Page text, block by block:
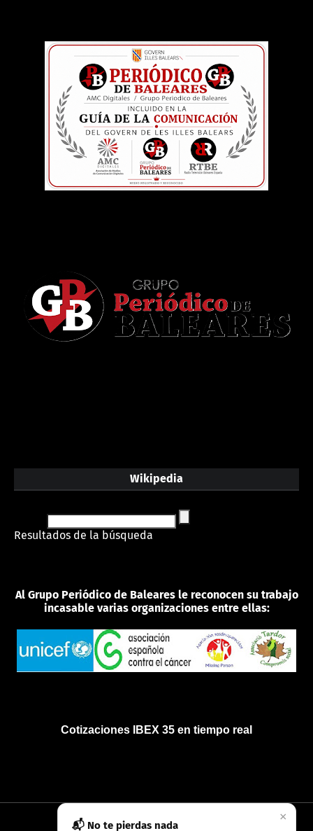
Wikipedia
Resultados de la búsqueda
Al Grupo Periódico de Baleares le reconocen su trabajo
incasable varias organizaciones entre ellas:
Cotizaciones IBEX 35 en tiempo real
INICIO QUIÉNES SOMOS POLÍTICA DE PRIVACIDAD
×
📬 No te pierdas nada